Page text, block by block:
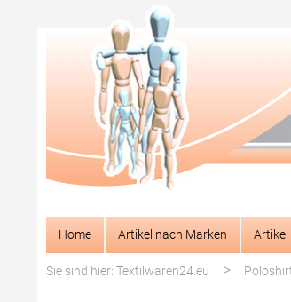
Zur Hauptnavigation springen
Home Artikel nach Marken Artikel
Sie sind hier: Textilwaren24.eu >